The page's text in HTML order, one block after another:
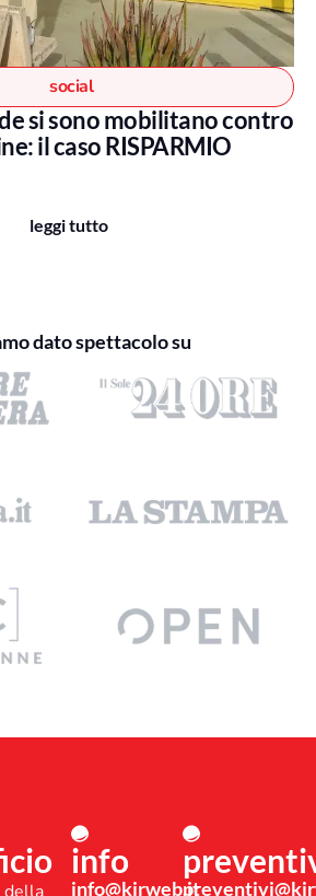
social
si sono mobilitano contro
il caso RISPARMIO
leggi tutto
dato spettacolo su
info
info@kirweb.it